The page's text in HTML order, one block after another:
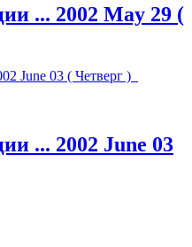
... 2002 May 29 (
... 2002 June 03